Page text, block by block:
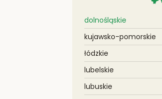
dolnośląskie
kujawsko-pomorskie
łódzkie
lubelskie
lubuskie